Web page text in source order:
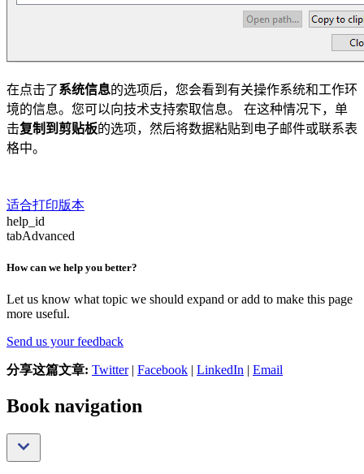
在点击了系统信息的选项后，您会看到有关操作系统和工作环
境的信息。 您可以向技术支持索取信息。
在这种情况下，单
击复制到剪贴板的选项，然后将数据粘贴到电子邮件或联系表
格中。
适合打印版本
help_id
tabAdvanced
How can we help you better?
Let us know what topic we should expand or add to make this page
more useful.
Send us your feedback
分享这篇文章: Twitter| Facebook | LinkedIn | Email
Book navigation